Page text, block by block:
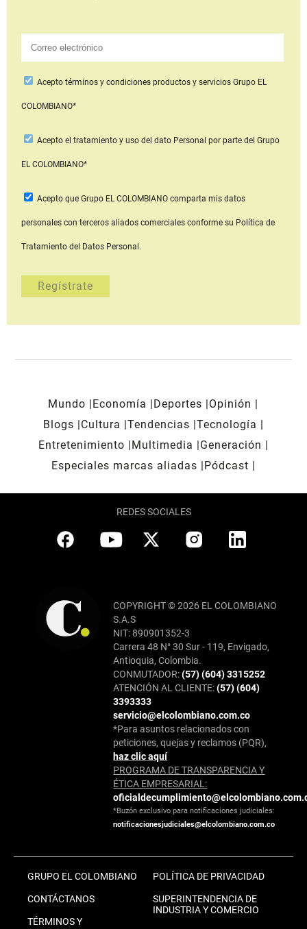
Aceptotérminos y condiciones productos y serviciosGrupo EL
COLOMBIANO*
Acepto el tratamiento y uso del dato Personal por parte del Grupo
EL COLOMBIANO*
Acepto que Grupo EL COLOMBIANOcomparta mis datos
personales con terceros aliados comerciales conforme su Política de
Tratamiento del Datos Personal.
Mundo Economía Deportes
Opinión
Blogs
Cultura Tendencias Tecnología
Entretenimiento
Multimedia
Generación
Especiales marcas aliadas
Pódcast
REDES SOCIALES
COPYRIGHT © 2026 EL COLOMBIANO
S.A.S
NIT: 890901352-3
Carrera 48 N° 30 Sur - 119, Envigado,
Antioquia, Colombia.
CONMUTADOR:(57) (604) 3315252
ATENCIÓN AL CLIENTE:(57) (604)
3393333
servicio@elcolombiano.com.co
*Para asuntos relacionados con
peticiones, quejas y reclamos (PQR),
haz clic aquí
PROGRAMA DE TRANSPARENCIA Y
ÉTICA EMPRESARIAL:
*Buzón exclusivo para notificaciones judiciales:
notificacionesjudiciales@elcolombiano.com.co
GRUPO EL COLOMBIANO
CONTÁCTANOS
TÉRMINOS Y
POLÍTICA DE PRIVACIDAD
SUPERINTENDENCIA DE
INDUSTRIA Y COMERCIO